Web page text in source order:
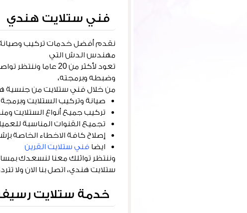
فني ستلايت هندي
نقدم أفضل خدمات تركيب
مهندس الدش التي
تعود لأكثر من 20
وضبطه وبرمجته،
من خلال فني ستلايت من جنسية
صيانة وتركيب الستلايت
تركيب جميع أنواع الستلايت
تجميع القنوات المناسبة
إصلاح كافة الاخطاء الخاصة
ايضا فني ستلايت القرين
وننتظر تواثلك معنا لنسعدك
ستلايت هندي، اتصل بنا الان ولا
خدمة ستلايت